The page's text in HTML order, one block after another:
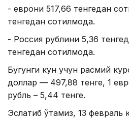
- еврони 517,66 тенгедан
тенгедан сотилмоқда.
- Россия рублини 5,36
тенгедан сотилмоқда.
Бугунги кун учун расмий
доллар — 497,88 тенге, 1
рубль – 5,44 тенге.
Эслатиб ўтамиз, 13 февраль